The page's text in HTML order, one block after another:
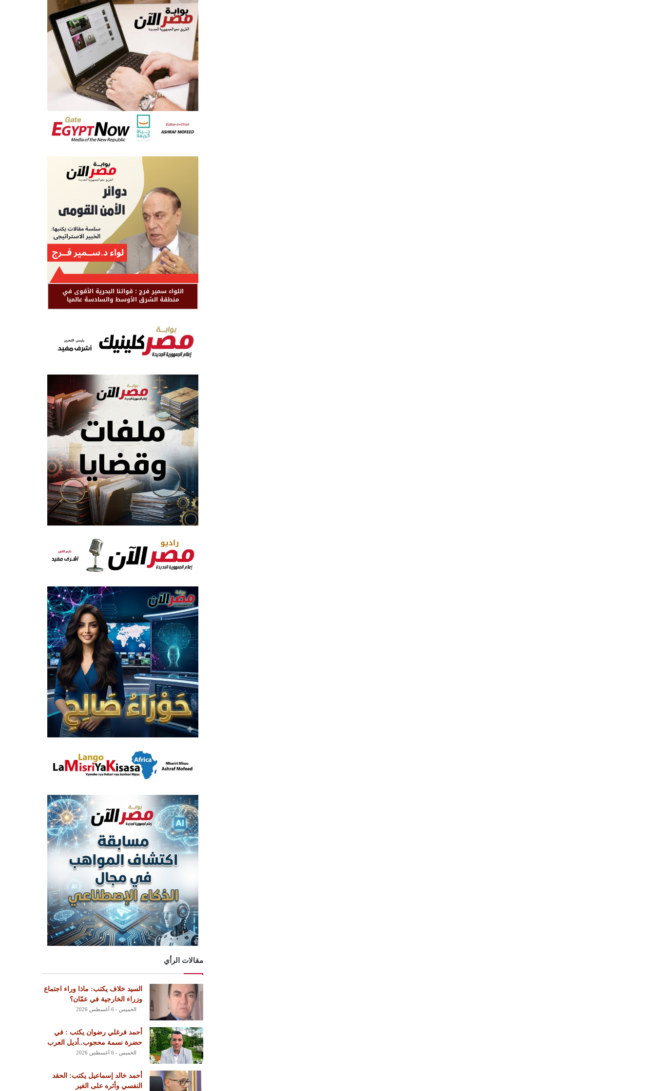
اللواء سمير فرج : قواتنا البحرية الأقوى في
منطقة الشرق الأوسط والسادسة عالميا
مقالات الرأي
السيد خلاف يكتب: ماذا وراء اجتماع
وزراء الخارجية في عمّان؟
الخميس - 6 أغسطس 2026
أحمد فرغلي رضوان يكتب : في
حضرة نسمة محجوب..أديل العرب
الخميس - 6 أغسطس 2026
أحمد خالد إسماعيل يكتب: الحقد
النفسي وأثره على الغير